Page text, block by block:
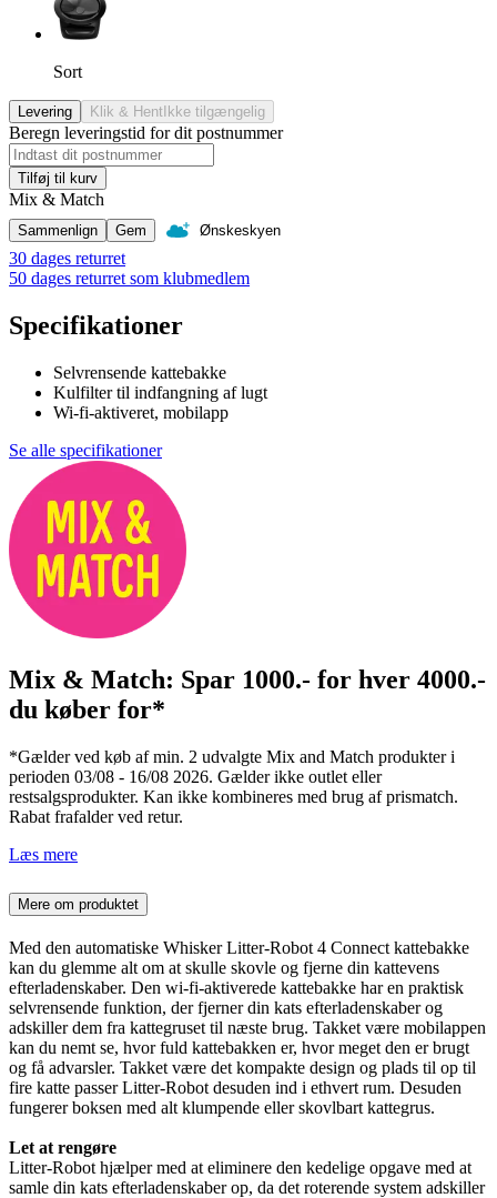
Sort
Levering Klik & Hent Ikke tilgængelig
Beregn leveringstid for dit postnummer
Tilføj til kurv
Mix & Match
Sammenlign Gem Ønskeskyen
30 dages returret
50 dages returret som klubmedlem
Specifikationer
Selvrensende kattebakke
Kulfilter til indfangning af lugt
Wi-fi-aktiveret, mobilapp
Se alle specifikationer
Mix & Match: Spar 1000.- for hver 4000.-
du køber for*
*Gælder ved køb af min. 2 udvalgte Mix and Match produkter i
perioden 03/08 - 16/08 2026. Gælder ikke outlet eller
restsalgsprodukter. Kan ikke kombineres med brug af prismatch.
Rabat frafalder ved retur.
Læs mere
Mere om produktet
Med den automatiske Whisker Litter-Robot 4 Connect kattebakke
kan du glemme alt om at skulle skovle og fjerne din kattevens
efterladenskaber. Den wi-fi-aktiverede kattebakke har en praktisk
selvrensende funktion, der fjerner din kats efterladenskaber og
adskiller dem fra kattegruset til næste brug. Takket være mobilappen
kan du nemt se, hvor fuld kattebakken er, hvor meget den er brugt
og få advarsler. Takket være det kompakte design og plads til op til
fire katte passer Litter-Robot desuden ind i ethvert rum. Desuden
fungerer boksen med alt klumpende eller skovlbart kattegrus.
Let at rengøre
Litter-Robot hjælper med at eliminere den kedelige opgave med at
samle din kats efterladenskaber op, da det roterende system adskiller